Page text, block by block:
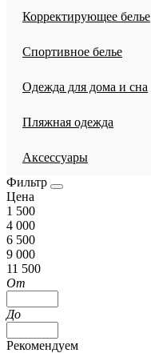
Корректирующее белье
Спортивное белье
Одежда для дома и сна
Пляжная одежда
Аксессуары
Фильтр
Цена
1 500
4 000
6 500
9 000
11 500
От
До
Рекомендуем